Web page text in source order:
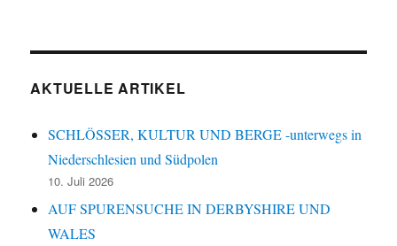
AKTUELLE ARTIKEL
SCHLÖSSER, KULTUR UND BERGE -unterwegs in
Niederschlesien und Südpolen
10. Juli 2026
AUF SPURENSUCHE IN DERBYSHIRE UND
WALES